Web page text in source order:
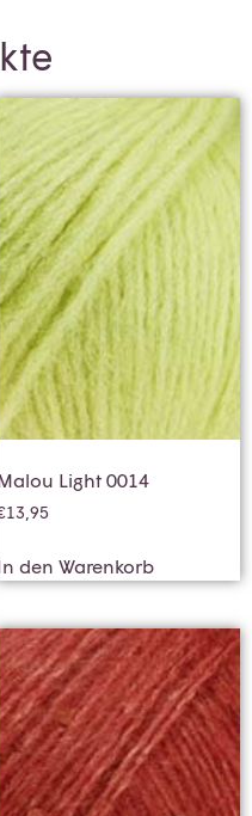
Light 0014
13,95
den Warenkorb